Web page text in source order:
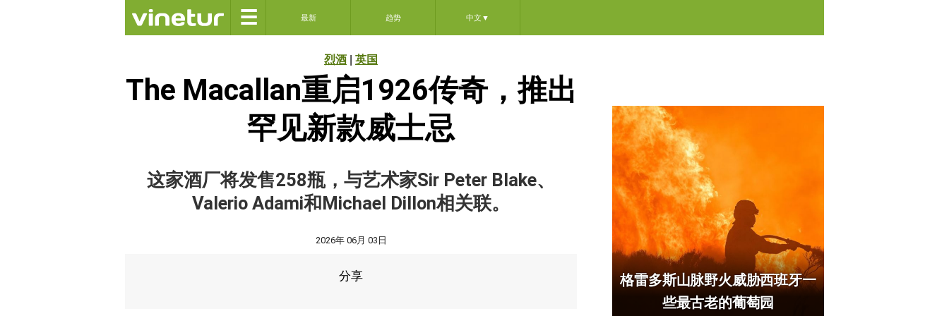
☰ 最新 趋势 中文 ▼
烈酒 英国
The Macallan重启1926传奇，推出
罕见新款威士忌
这家酒厂将发售258瓶，与艺术家Sir Peter Blake、
Valerio Adami和Michael Dillon相关联。
2026年 06月 03日
分享
格雷多斯山脉野火威胁西班牙一
些最古老的葡萄园